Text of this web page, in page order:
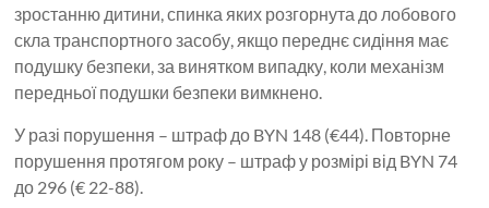
зростанню дитини, спинка яких розгорнута до лобового
скла транспортного засобу, якщо переднє сидіння має
подушку безпеки, за винятком випадку, коли механізм
передньої подушки безпеки вимкнено.
У разі порушення – штраф до BYN 148 (€44). Повторне
порушення протягом року – штраф у розмірі від BYN 74
до 296 (€ 22-88).